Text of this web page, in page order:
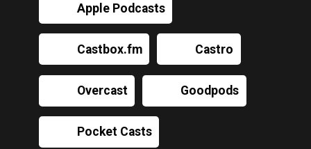
Apple Podcasts
Castbox.fm Castro
Overcast Goodpods
Pocket Casts